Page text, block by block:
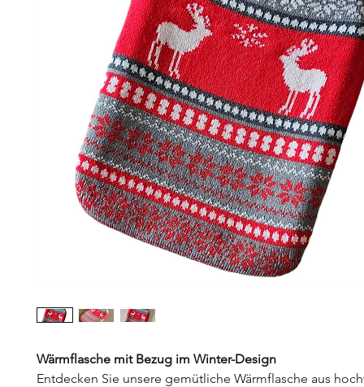
Wärmflasche mit Bezug im Winter-Design
Entdecken Sie unsere gemütliche Wärmflasche aus